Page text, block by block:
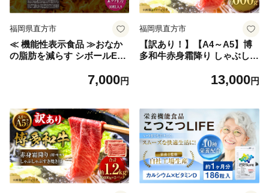
福岡県直方市
≪ 機能性表示食品 ≫おなか
の脂肪を減らす シボールEX
7,000円
福岡県直方市
【訳あり！】【A4～A5】博
多和牛赤身霜降り しゃぶしゃ
00g 牛肉 黒毛和牛 博多和牛
13,000円